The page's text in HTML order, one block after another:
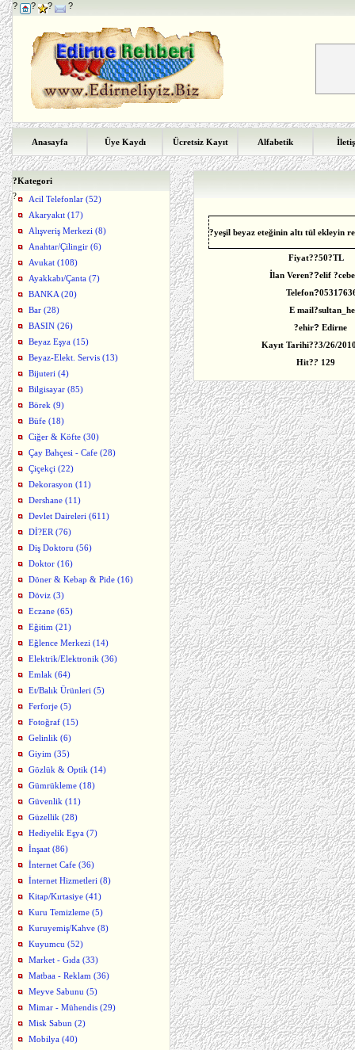
? ? ? ?
Anasayfa Üye Kaydı Ücretsiz Kayıt Alfabetik
?Kategori
?
Acil Telefonlar (52)
Akaryakıt (17)
Alışveriş Merkezi (8)
Anahtar/Çilingir (6)
Avukat (108)
Ayakkabı/Çanta (7)
BANKA (20)
Bar (28)
BASIN (26)
Beyaz Eşya (15)
Beyaz-Elekt. Servis (13)
Bijuteri (4)
Bilgisayar (85)
Börek (9)
Büfe (18)
Ciğer & Köfte (30)
Çay Bahçesi - Cafe (28)
Çiçekçi (22)
Dekorasyon (11)
Dershane (11)
Devlet Daireleri (611)
Dİ?ER (76)
Diş Doktoru (56)
Doktor (16)
Döner & Kebap & Pide (16)
Döviz (3)
Eczane (65)
Eğitim (21)
Eğlence Merkezi (14)
Elektrik/Elektronik (36)
Emlak (64)
Et/Balık Ürünleri (5)
Ferforje (5)
Fotoğraf (15)
Gelinlik (6)
Giyim (35)
Gözlük & Optik (14)
Gümrükleme (18)
Güvenlik (11)
Güzellik (28)
Hediyelik Eşya (7)
İnşaat (86)
İnternet Cafe (36)
İnternet Hizmetleri (8)
Kitap/Kırtasiye (41)
Kuru Temizleme (5)
Kuruyemiş/Kahve (8)
Kuyumcu (52)
Market - Gıda (33)
Matbaa - Reklam (36)
Meyve Sabunu (5)
Mimar - Mühendis (29)
Misk Sabun (2)
Mobilya (40)
?yeşil beyaz eteğinin altı tül ekleyin
Fiyat??50?TL
İlan Veren??elif
Telefon?
E mail
?ehir? Edirne
Kayıt Tarihi??3/26/
Hit?? 129